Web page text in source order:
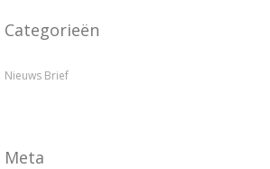
Categorieën
Nieuws Brief
Meta